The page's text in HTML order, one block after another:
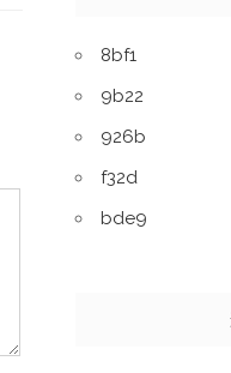
8bf1
9b22
926b
f32d
bde9